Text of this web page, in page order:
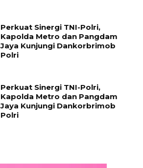
Perkuat Sinergi TNI-Polri,
Kapolda Metro dan Pangdam
Jaya Kunjungi Dankorbrimob
Polri
Perkuat Sinergi TNI-Polri,
Kapolda Metro dan Pangdam
Jaya Kunjungi Dankorbrimob
Polri